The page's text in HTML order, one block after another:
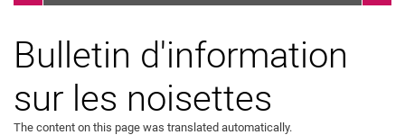
Bulletin d'information
sur les noisettes
The content on this page was translated automatically.